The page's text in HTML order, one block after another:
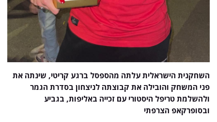
השחקנית הישראלית עלתה מהספסל ברגע קריטי, שינתה את
פני המשחק והובילה את קבוצתה לניצחון בסדרת הגמר
ולהשלמת טריפל היסטורי עם זכייה באליפות, בגביע
ובסופרקאפ הצרפתי